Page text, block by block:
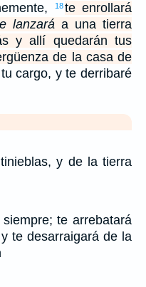
18te enrollará
lanzaráa una tierra
y allí quedarán tus
de la casa de
cargo, y te derribaré
y de la tierra
te arrebatará
te desarraigará de la